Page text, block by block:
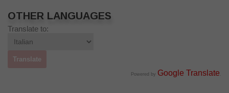
OTHER LANGUAGES
Translate to:
Powered by Google Translate .